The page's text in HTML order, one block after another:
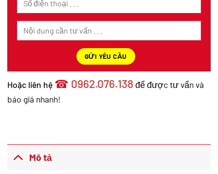
Hoặc liên hệ ☎ 0962.076.138 để được tư vấn và
báo giá nhanh!
Mô tả